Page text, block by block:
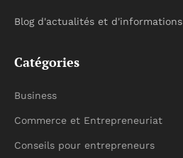
Blog d'actualités et d'informations
Catégories
Business
Commerce et Entrepreneuriat
Conseils pour entrepreneurs